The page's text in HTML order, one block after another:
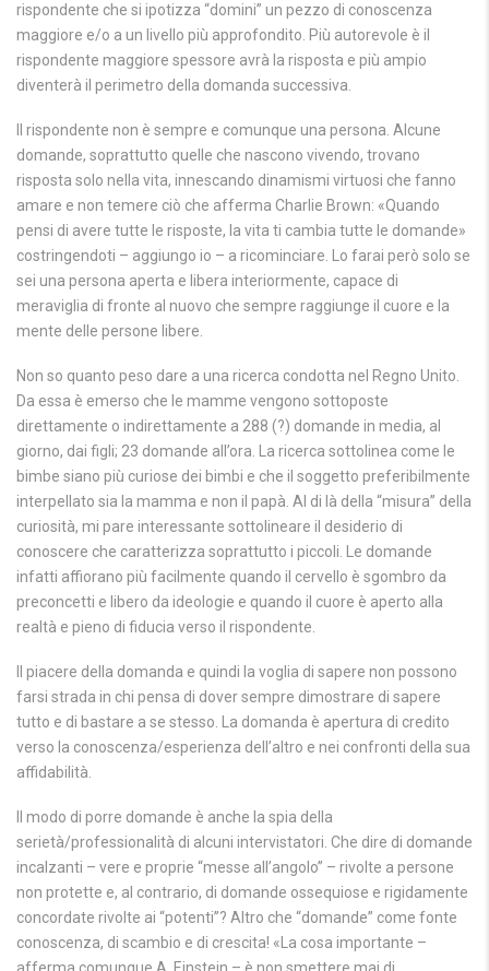
rispondente che si ipotizza “domini” un pezzo di conoscenza
maggiore e/o a un livello più approfondito. Più autorevole è il
rispondente maggiore spessore avrà la risposta e più ampio
diventerà il perimetro della domanda successiva.
Il rispondente non è sempre e comunque una persona. Alcune
domande, soprattutto quelle che nascono vivendo, trovano
risposta solo nella vita, innescando dinamismi virtuosi che fanno
amare e non temere ciò che afferma Charlie Brown: «Quando
pensi di avere tutte le risposte, la vita ti cambia tutte le domande»
costringendoti – aggiungo io – a ricominciare. Lo farai però solo se
sei una persona aperta e libera interiormente, capace di
meraviglia di fronte al nuovo che sempre raggiunge il cuore e la
mente delle persone libere.
Non so quanto peso dare a una ricerca condotta nel Regno Unito.
Da essa è emerso che le mamme vengono sottoposte
direttamente o indirettamente a 288 (?) domande in media, al
giorno, dai figli; 23 domande all’ora. La ricerca sottolinea come le
bimbe siano più curiose dei bimbi e che il soggetto preferibilmente
interpellato sia la mamma e non il papà. Al di là della “misura” della
curiosità, mi pare interessante sottolineare il desiderio di
conoscere che caratterizza soprattutto i piccoli. Le domande
infatti affiorano più facilmente quando il cervello è sgombro da
preconcetti e libero da ideologie e quando il cuore è aperto alla
realtà e pieno di fiducia verso il rispondente.
Il piacere della domanda e quindi la voglia di sapere non possono
farsi strada in chi pensa di dover sempre dimostrare di sapere
tutto e di bastare a se stesso. La domanda è apertura di credito
verso la conoscenza/esperienza dell’altro e nei confronti della sua
affidabilità.
Il modo di porre domande è anche la spia della
serietà/professionalità di alcuni intervistatori. Che dire di domande
incalzanti – vere e proprie “messe all’angolo” – rivolte a persone
non protette e, al contrario, di domande ossequiose e rigidamente
concordate rivolte ai “potenti”? Altro che “domande” come fonte
conoscenza, di scambio e di crescita! «La cosa importante –